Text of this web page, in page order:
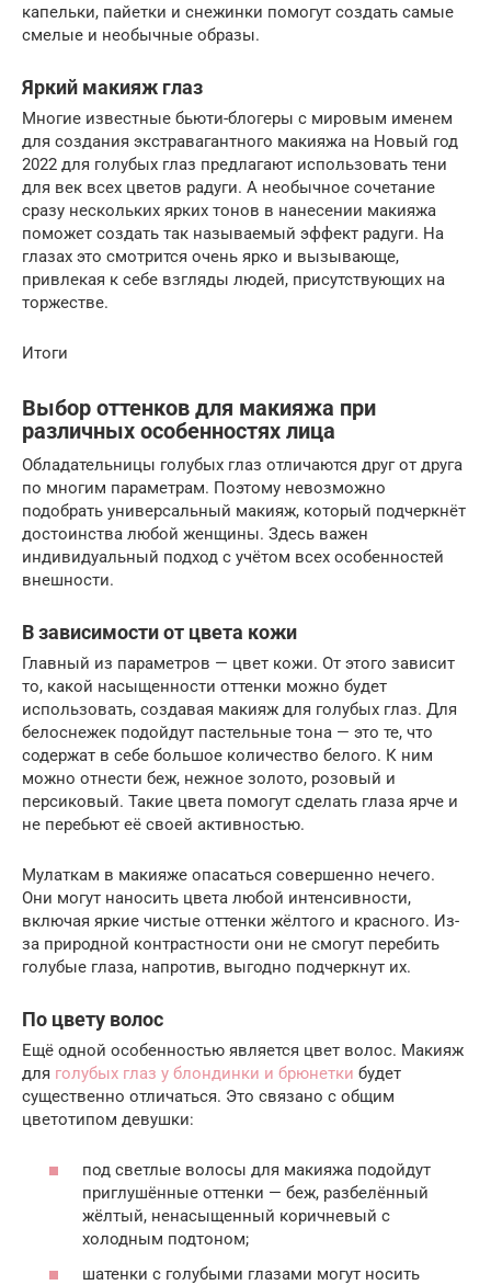
капельки, пайетки и снежинки помогут создать самые
смелые и необычные образы.
Яркий макияж глаз
Многие известные бьюти-блогеры с мировым именем
для создания экстравагантного макияжа на Новый год
2022 для голубых глаз предлагают использовать тени
для век всех цветов радуги. А необычное сочетание
сразу нескольких ярких тонов в нанесении макияжа
поможет создать так называемый эффект радуги. На
глазах это смотрится очень ярко и вызывающе,
привлекая к себе взгляды людей, присутствующих на
торжестве.
Итоги
Выбор оттенков для макияжа при
различных особенностях лица
Обладательницы голубых глаз отличаются друг от друга
по многим параметрам. Поэтому невозможно
подобрать универсальный макияж, который подчеркнёт
достоинства любой женщины. Здесь важен
индивидуальный подход с учётом всех особенностей
внешности.
В зависимости от цвета кожи
Главный из параметров — цвет кожи. От этого зависит
то, какой насыщенности оттенки можно будет
использовать, создавая макияж для голубых глаз. Для
белоснежек подойдут пастельные тона — это те, что
содержат в себе большое количество белого. К ним
можно отнести беж, нежное золото, розовый и
персиковый. Такие цвета помогут сделать глаза ярче и
не перебьют её своей активностью.
Мулаткам в макияже опасаться совершенно нечего.
Они могут наносить цвета любой интенсивности,
включая яркие чистые оттенки жёлтого и красного. Из-
за природной контрастности они не смогут перебить
голубые глаза, напротив, выгодно подчеркнут их.
По цвету волос
Ещё одной особенностью является цвет волос. Макияж
для голубых глаз у блондинки и брюнетки будет
существенно отличаться. Это связано с общим
цветотипом девушки:
под светлые волосы для макияжа подойдут
приглушённые оттенки — беж, разбелённый
жёлтый, ненасыщенный коричневый с
холодным подтоном;
шатенки с голубыми глазами могут носить